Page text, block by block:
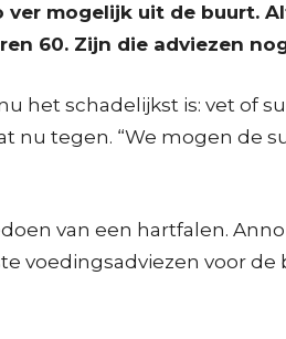
mogelijk uit de buurt.
60. Zijn die adviezen
het schadelijkst is: vet of
nu tegen. “We mogen de
van een hartfalen.
voedingsadviezen voor de